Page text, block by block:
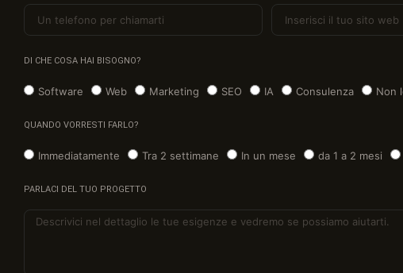
DI CHE COSA HAI BISOGNO?
Software Web Marketing SEO IA Consulenza Non
QUANDO VORRESTI FARLO?
Immediatamente Tra 2 settimane In un mese da 1 a 2 mesi
PARLACI DEL TUO PROGETTO